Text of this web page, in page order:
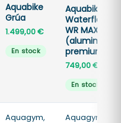
Aquabike
Grúa
1.499,00€
En stock
Aquabike
Waterflex
WR MAX
(aluminio
premium)
749,00€
En stock
Aquagym,
Aquagym,